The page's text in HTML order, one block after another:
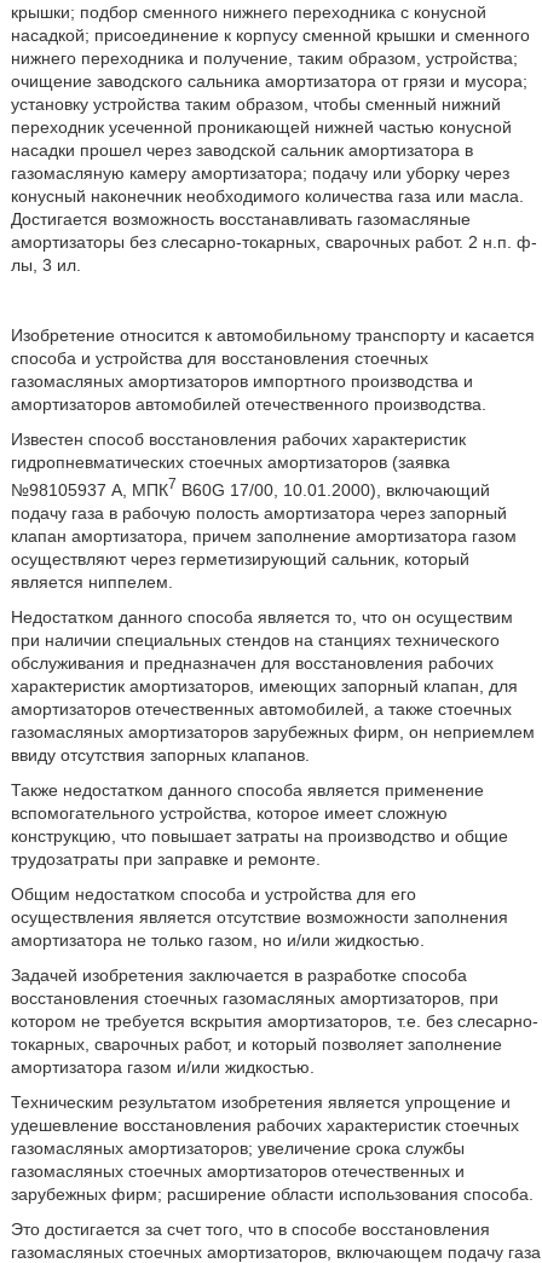
крышки; подбор сменного нижнего переходника с конусной
насадкой; присоединение к корпусу сменной крышки и сменного
нижнего переходника и получение, таким образом, устройства;
очищение заводского сальника амортизатора от грязи и мусора;
установку устройства таким образом, чтобы сменный нижний
переходник усеченной проникающей нижней частью конусной
насадки прошел через заводской сальник амортизатора в
газомасляную камеру амортизатора; подачу или уборку через
конусный наконечник необходимого количества газа или масла.
Достигается возможность восстанавливать газомасляные
амортизаторы без слесарно-токарных, сварочных работ. 2 н.п. ф-
лы, 3 ил.
Изобретение относится к автомобильному транспорту и касается
способа и устройства для восстановления стоечных
газомасляных амортизаторов импортного производства и
амортизаторов автомобилей отечественного производства.
Известен способ восстановления рабочих характеристик
гидропневматических стоечных амортизаторов (заявка
№98105937 А, МПК7 B60G 17/00, 10.01.2000), включающий
подачу газа в рабочую полость амортизатора через запорный
клапан амортизатора, причем заполнение амортизатора газом
осуществляют через герметизирующий сальник, который
является ниппелем.
Недостатком данного способа является то, что он осуществим
при наличии специальных стендов на станциях технического
обслуживания и предназначен для восстановления рабочих
характеристик амортизаторов, имеющих запорный клапан, для
амортизаторов отечественных автомобилей, а также стоечных
газомасляных амортизаторов зарубежных фирм, он неприемлем
ввиду отсутствия запорных клапанов.
Также недостатком данного способа является применение
вспомогательного устройства, которое имеет сложную
конструкцию, что повышает затраты на производство и общие
трудозатраты при заправке и ремонте.
Общим недостатком способа и устройства для его
осуществления является отсутствие возможности заполнения
амортизатора не только газом, но и/или жидкостью.
Задачей изобретения заключается в разработке способа
восстановления стоечных газомасляных амортизаторов, при
котором не требуется вскрытия амортизаторов, т.е. без слесарно-
токарных, сварочных работ, и который позволяет заполнение
амортизатора газом и/или жидкостью.
Техническим результатом изобретения является упрощение и
удешевление восстановления рабочих характеристик стоечных
газомасляных амортизаторов; увеличение срока службы
газомасляных стоечных амортизаторов отечественных и
зарубежных фирм; расширение области использования способа.
Это достигается за счет того, что в способе восстановления
газомасляных стоечных амортизаторов, включающем подачу газа